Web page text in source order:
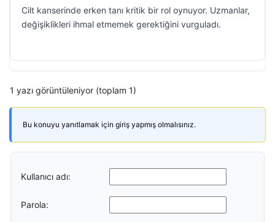
Cilt kanserinde erken tanı kritik bir rol oynuyor. Uzmanlar,
değişiklikleri ihmal etmemek gerektiğini vurguladı.
1 yazı görüntüleniyor (toplam 1)
Bu konuyu yanıtlamak için giriş yapmış olmalısınız.
Kullanıcı adı:
Parola: